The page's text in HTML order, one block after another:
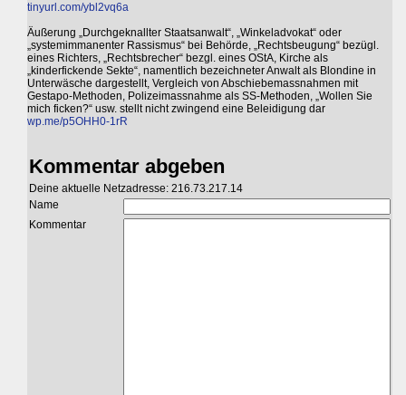
tinyurl.com/ybl2vq6a
Äußerung „Durchgeknallter Staatsanwalt“, „Winkeladvokat“ oder
„systemimmanenter Rassismus“ bei Behörde, „Rechtsbeugung“ bezügl.
eines Richters, „Rechtsbrecher“ bezgl. eines OStA, Kirche als
„kinderfickende Sekte“, namentlich bezeichneter Anwalt als Blondine in
Unterwäsche dargestellt, Vergleich von Abschiebemassnahmen mit
Gestapo-Methoden, Polizeimassnahme als SS-Methoden, „Wollen Sie
mich ficken?“ usw. stellt nicht zwingend eine Beleidigung dar
wp.me/p5OHH0-1rR
Kommentar abgeben
Deine aktuelle Netzadresse: 216.73.217.14
Name
Kommentar